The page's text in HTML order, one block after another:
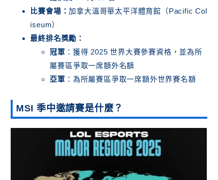
比賽會場：加拿大溫哥華太平洋體育館（Pacific Col
iseum）
最終排名獎勵：
冠軍 ：獲得 2025 世界大賽參賽資格，並為所
屬賽區爭取一席額外名額
亞軍 ：為所屬賽區爭取一席額外世界賽名額
MSI 季中邀請賽是什麼？